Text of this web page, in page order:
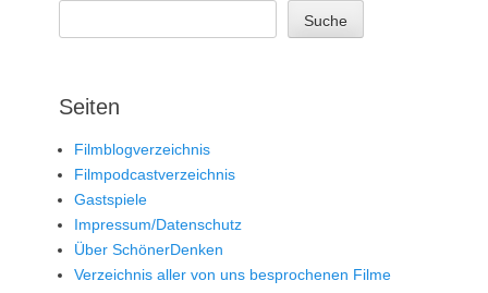
Suche
Seiten
Filmblogverzeichnis
Filmpodcastverzeichnis
Gastspiele
Impressum/Datenschutz
Über SchönerDenken
Verzeichnis aller von uns besprochenen Filme